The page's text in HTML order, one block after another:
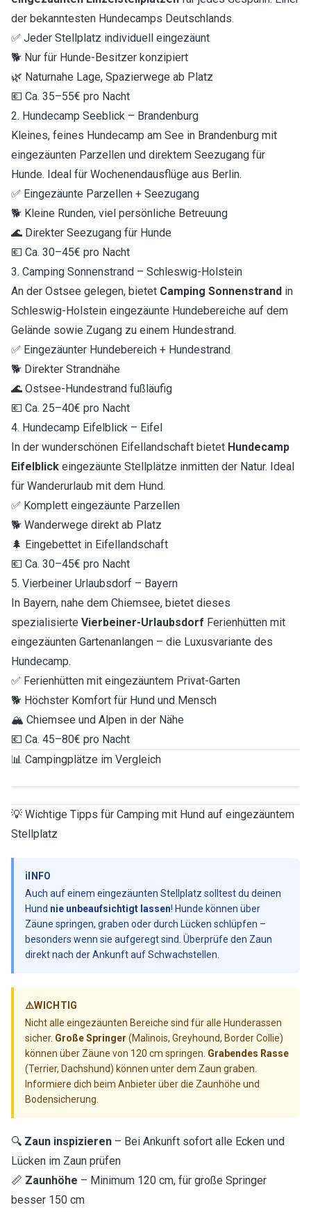
der bekanntesten Hundecamps Deutschlands.
✅ Jeder Stellplatz individuell eingezäunt
🐕 Nur für Hunde-Besitzer konzipiert
🌿 Naturnahe Lage, Spazierwege ab Platz
💶 Ca. 35–55€ pro Nacht
2. Hundecamp Seeblick – Brandenburg
Kleines, feines Hundecamp am See in Brandenburg mit
eingezäunten Parzellen und direktem Seezugang für
Hunde. Ideal für Wochenendausflüge aus Berlin.
✅ Eingezäunte Parzellen + Seezugang
🐕 Kleine Runden, viel persönliche Betreuung
🌊 Direkter Seezugang für Hunde
💶 Ca. 30–45€ pro Nacht
3. Camping Sonnenstrand – Schleswig-Holstein
An der Ostsee gelegen, bietet Camping Sonnenstrand in
Schleswig-Holstein eingezäunte Hundebereiche auf dem
Gelände sowie Zugang zu einem Hundestrand.
✅ Eingezäunter Hundebereich + Hundestrand
🐕 Direkter Strandnähe
🌊 Ostsee-Hundestrand fußläufig
💶 Ca. 25–40€ pro Nacht
4. Hundecamp Eifelblick – Eifel
In der wunderschönen Eifellandschaft bietet Hundecamp
Eifelblick eingezäunte Stellplätze inmitten der Natur. Ideal
für Wanderurlaub mit dem Hund.
✅ Komplett eingezäunte Parzellen
🐕 Wanderwege direkt ab Platz
🌲 Eingebettet in Eifellandschaft
💶 Ca. 30–45€ pro Nacht
5. Vierbeiner Urlaubsdorf – Bayern
In Bayern, nahe dem Chiemsee, bietet dieses
spezialisierte Vierbeiner-Urlaubsdorf Ferienhütten mit
eingezäunten Gartenanlangen – die Luxusvariante des
Hundecamp.
✅ Ferienhütten mit eingezäuntem Privat-Garten
🐕 Höchster Komfort für Hund und Mensch
🏔️ Chiemsee und Alpen in der Nähe
💶 Ca. 45–80€ pro Nacht
📊 Campingplätze im Vergleich
💡 Wichtige Tipps für Camping mit Hund auf eingezäuntem
Stellplatz
ℹ️ INFO
Auch auf einem eingezäunten Stellplatz solltest du deinen
Hund nie unbeaufsichtigt lassen! Hunde können über
Zäune springen, graben oder durch Lücken schlüpfen –
besonders wenn sie aufgeregt sind. Überprüfe den Zaun
direkt nach der Ankunft auf Schwachstellen.
⚠️WICHTIG
Nicht alle eingezäunten Bereiche sind für alle Hunderassen
sicher. Große Springer (Malinois, Greyhound, Border Collie)
können über Zäune von 120 cm springen. Grabendes Rasse
(Terrier, Dachshund) können unter dem Zaun graben.
Informiere dich beim Anbieter über die Zaunhöhe und
Bodensicherung.
🔍 Zaun inspizieren – Bei Ankunft sofort alle Ecken und
Lücken im Zaun prüfen
📏 Zaunhöhe – Minimum 120 cm, für große Springer
besser 150 cm